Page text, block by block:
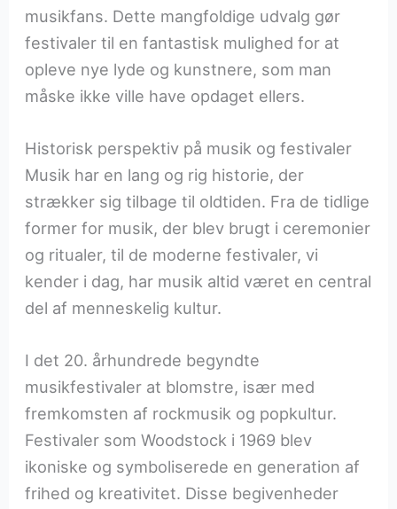
musikfans. Dette mangfoldige udvalg gør
festivaler til en fantastisk mulighed for at
opleve nye lyde og kunstnere, som man
måske ikke ville have opdaget ellers.
Historisk perspektiv på musik og festivaler
Musik har en lang og rig historie, der
strækker sig tilbage til oldtiden. Fra de tidlige
former for musik, der blev brugt i ceremonier
og ritualer, til de moderne festivaler, vi
kender i dag, har musik altid været en central
del af menneskelig kultur.
I det 20. århundrede begyndte
musikfestivaler at blomstre, især med
fremkomsten af rockmusik og popkultur.
Festivaler som Woodstock i 1969 blev
ikoniske og symboliserede en generation af
frihed og kreativitet. Disse begivenheder